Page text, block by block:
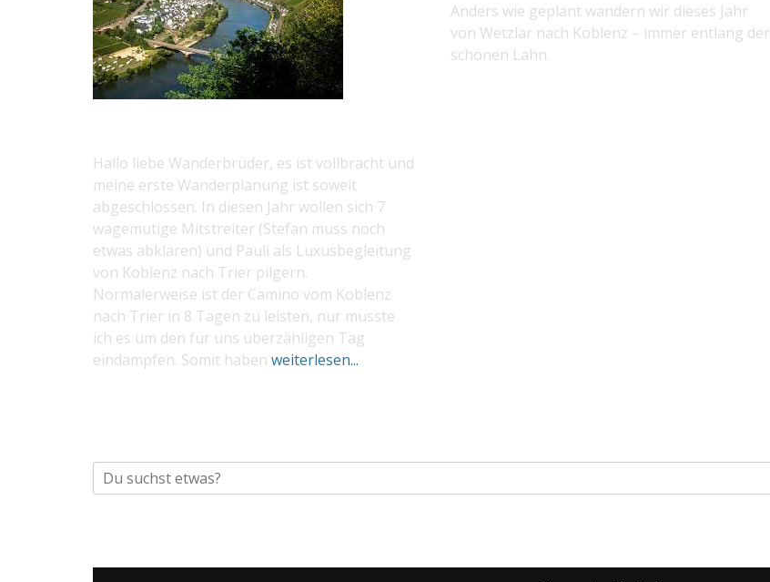
Hallo liebe Wanderbrüder, es ist vollbracht und
meine erste Wanderplanung ist soweit
abgeschlossen. In diesen Jahr wollen sich 7
wagemutige Mitstreiter (Stefan muss noch
etwas abklären) und Pauli als Luxusbegleitung
von Koblenz nach Trier pilgern.
Normalerweise ist der Camino vom Koblenz
nach Trier in 8 Tagen zu leisten, nur musste
ich es um den für uns überzähligen Tag
eindampfen. Somit haben weiterlesen...
Anders wie geplant wandern wir dieses Jahr
von Wetzlar nach Koblenz – immer entlang der
schönen Lahn.
Suche
nach: